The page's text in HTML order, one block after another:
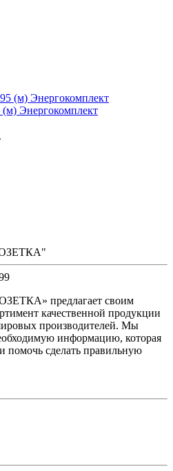
Энергокомплект
предлагает своим
качественной продукции
производителей. Мы
информацию, которая
помочь сделать правильную